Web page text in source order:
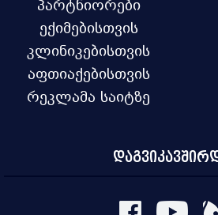
პარტნიორები
ექიმებისთვის
კლინიკებისთვის
აფთიაქებისთვის
რეკლამა საიტზე